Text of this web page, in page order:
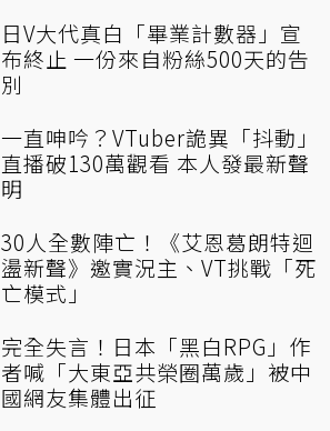
日V大代真白「畢業計數器」宣
布終止 一份來自粉絲500天的告
別
一直呻吟？VTuber詭異「抖動」
直播破130萬觀看 本人發最新聲
明
30人全數陣亡！《艾恩葛朗特迴
盪新聲》邀實況主、VT挑戰「死
亡模式」
完全失言！日本「黑白RPG」作
者喊「大東亞共榮圈萬歲」被中
國網友集體出征